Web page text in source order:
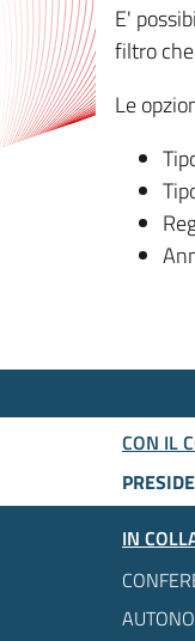
E'
filtro
Le
CON IL
IN